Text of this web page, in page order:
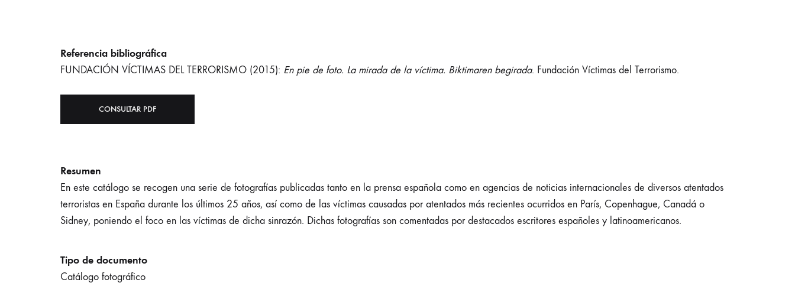
Referencia bibliográfica
FUNDACIÓN VÍCTIMAS DEL TERRORISMO (2015): En pie de foto. La mirada de la víctima. Biktimaren begirada. Fundación Víctimas del Terrorismo.
CONSULTAR PDF
Resumen
En este catálogo se recogen una serie de fotografías publicadas tanto en la prensa española como en agencias de noticias internacionales de diversos atentados
terroristas en España durante los últimos 25 años, así como de las víctimas causadas por atentados más recientes ocurridos en París, Copenhague, Canadá o
Sidney, poniendo el foco en las víctimas de dicha sinrazón. Dichas fotografías son comentadas por destacados escritores españoles y latinoamericanos.
Tipo de documento
Catálogo fotográfico